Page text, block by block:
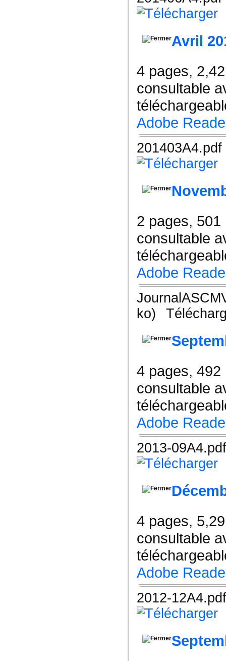
Avril
4 pages,
consultable
Adobe
201403A4.pdf
2 pages,
consultable
Adobe
ko)
4 pages, 492
consultable
Adobe
2013-09A4.pdf
4 pages,
consultable
Adobe
2012-12A4.pdf